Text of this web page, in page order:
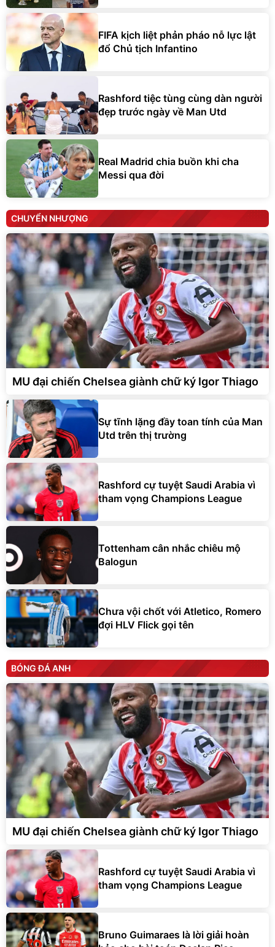
FIFA kịch liệt phản pháo nỗ lực lật
đổ Chủ tịch Infantino
Rashford tiệc tùng cùng dàn người
đẹp trước ngày về Man Utd
Real Madrid chia buồn khi cha
Messi qua đời
CHUYỂN NHƯỢNG
MU đại chiến Chelsea giành chữ ký Igor Thiago
Sự tĩnh lặng đầy toan tính của Man
Utd trên thị trường
Rashford cự tuyệt Saudi Arabia vì
tham vọng Champions League
Tottenham cân nhắc chiêu mộ
Balogun
Chưa vội chốt với Atletico, Romero
đợi HLV Flick gọi tên
BÓNG ĐÁ ANH
MU đại chiến Chelsea giành chữ ký Igor Thiago
Rashford cự tuyệt Saudi Arabia vì
tham vọng Champions League
Bruno Guimaraes là lời giải hoàn